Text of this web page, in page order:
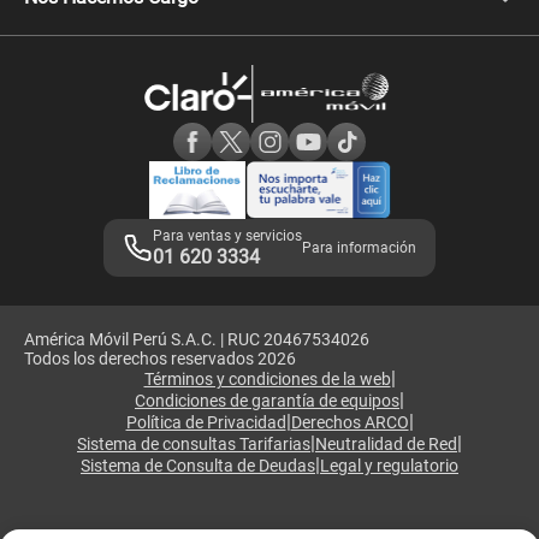
Comprobantes electrónicos
Consulta de IMEI
Consulta de reclamos
Adquirientes iPhone 6, 6S y SE
Mensaje de Seguridad
Términos y Condiciones de Tienda Claro
Libro de Reclamaciones
Legales de marketplace
Para ventas y servicios
01 620 3334 Para información
América Móvil Perú S.A.C. | RUC 20467534026
Todos los derechos reservados 2026
Términos y condiciones de la web|
Condiciones de garantía de equipos|
Política de Privacidad|Derechos ARCO|
Sistema de consultas Tarifarias|Neutralidad de Red|
Sistema de Consulta de Deudas|Legal y regulatorio